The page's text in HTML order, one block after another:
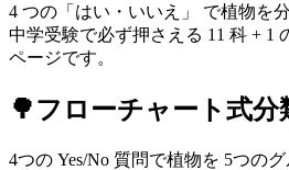
4 つの「はい・いいえ」 で植物を
中学受験で必ず押さえる 11 科 + 1
ページです。
🌳フローチャート式分
4つの Yes/No 質問で植物を 5つの